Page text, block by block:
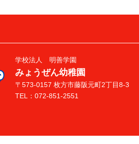
学校法人 明善学園
みょうぜん幼稚園
〒573-0157 枚方市藤阪元町2丁目8-3
TEL：072-851-2551